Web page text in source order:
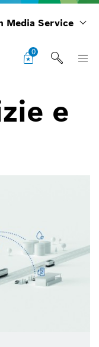
Media Service
0
e